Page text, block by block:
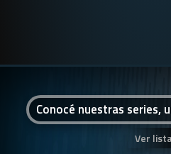
Conocé nuestras series,
Ver